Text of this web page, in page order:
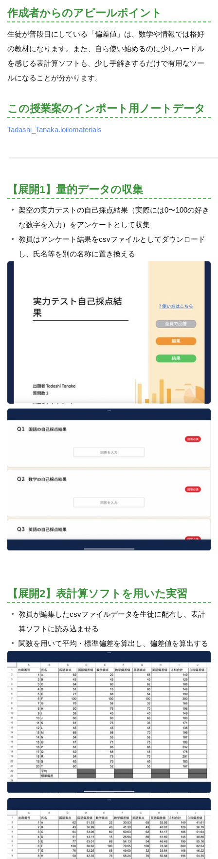
作成者からのアピールポイント
生徒が普段目にしている「偏差値」は、数学や情報では格好
の教材になります。また、自ら使い始めるのに少しハードル
を感じる表計算ソフトも、少し手解きするだけで有用なツー
ルになることが分かります。
この授業案のインポート用ノートデータ
Tadashi_Tanaka.loilomaterials
【展開1】量的データの収集
架空の実力テストの自己採点結果（実際には0〜100の好き
な数字を入力）をアンケートとして収集
教員はアンケート結果をcsvファイルとしてダウンロード
し、氏名等を別の名称に置き換える
【展開2】表計算ソフトを用いた実習
教員が編集したcsvファイルデータを生徒に配布し、表計
算ソフトに読み込ませる
関数を用いて平均・標準偏差を算出し、偏差値を算出する